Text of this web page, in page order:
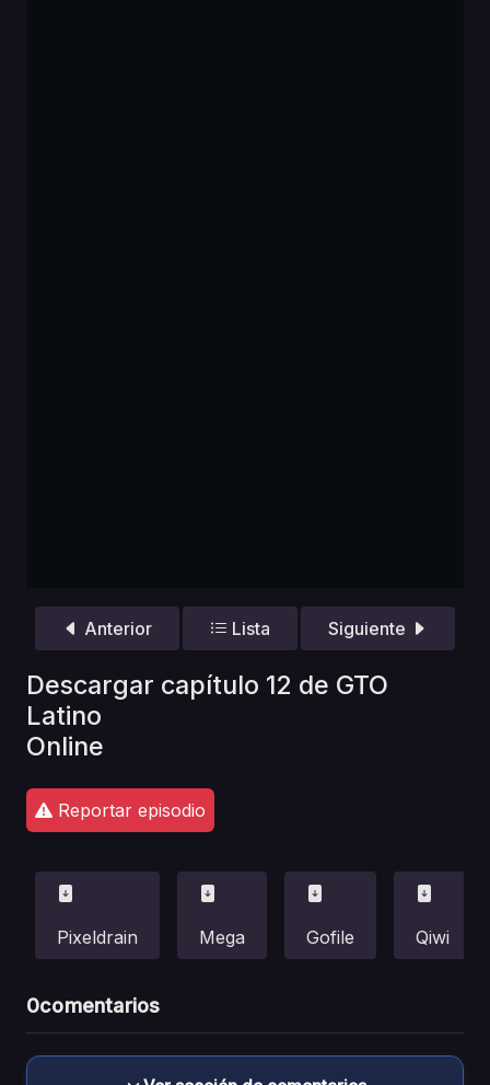
Anterior Lista Siguiente
Descargar capítulo 12 de GTO
Latino
Online
Reportar episodio
Pixeldrain Mega Gofile Qiwi
0comentarios